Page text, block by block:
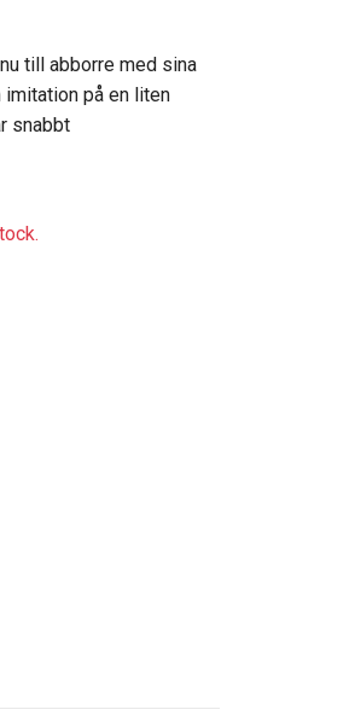
till abborre med sina
imitation på en liten
snabbt